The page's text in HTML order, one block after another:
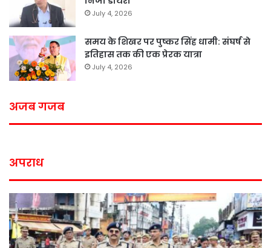
July 4, 2026
समय के शिखर पर पुष्कर सिंह धामी: संघर्ष से
इतिहास तक की एक प्रेरक यात्रा
July 4, 2026
अजब गजब
अपराध